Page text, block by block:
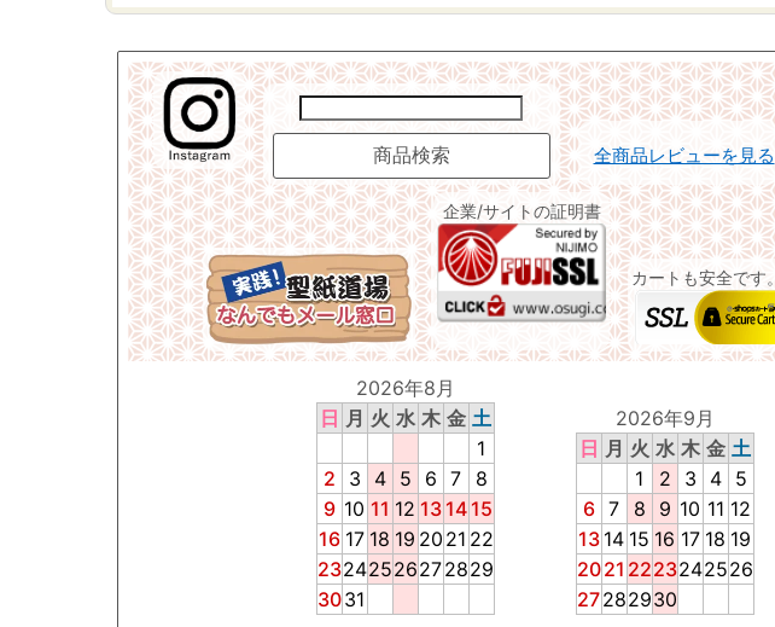
全商品レビューを見る
企業/サイトの証明書
カートも安全です。
2026年8月
日 月 火 水 木 金 土
1
2
3 4 5 6 7
8
9 10 11 12 13 14 15
16 17 18 19 20 21 22
23242526272829
3031
2026年9月
日 月 火 水 木 金 土
1
2 3 4
5
6 7 8 9 10 11 12
13 14 15 16 17 18 19
2021 2223242526
27282930